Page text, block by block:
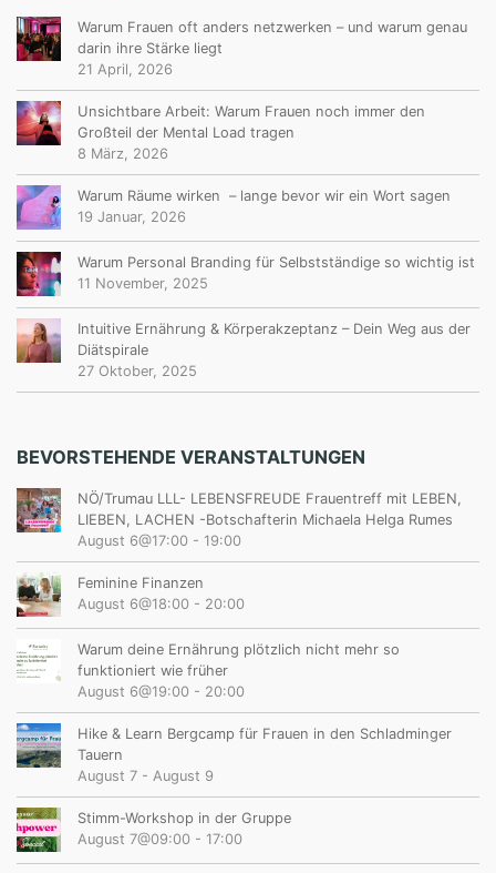
N
E
N
G
A
B
I
G
A
U
B
M
N
N
&
M
I
C
H
A
E
L
A
H
E
Warum Frauen oft anders netzwerken – und warum genau
darin ihre Stärke liegt
21 April, 2026
Unsichtbare Arbeit: Warum Frauen noch immer den
Großteil der Mental Load tragen
8 März, 2026
Warum Räume wirken – lange bevor wir ein Wort sagen
19 Januar, 2026
Warum Personal Branding für Selbstständige so wichtig ist
11 November, 2025
Intuitive Ernährung & Körperakzeptanz – Dein Weg aus der
Diätspirale
27 Oktober, 2025
BEVORSTEHENDE VERANSTALTUNGEN
NÖ/Trumau LLL- LEBENSFREUDE Frauentreff mit LEBEN,
LIEBEN, LACHEN -Botschafterin Michaela Helga Rumes
August 6@17:00 - 19:00
Feminine Finanzen
August 6@18:00 - 20:00
Warum deine Ernährung plötzlich nicht mehr so
funktioniert wie früher
August 6@19:00 - 20:00
Hike & Learn Bergcamp für Frauen in den Schladminger
Tauern
August 7 - August 9
Stimm-Workshop in der Gruppe
August 7@09:00 - 17:00